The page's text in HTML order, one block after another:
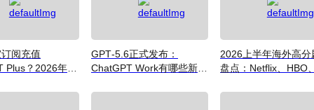
阅充值
Plus？2026年价
GPT‑5.6正式发布：
ChatGPT Work有哪些新功
2026上半年海外高分
盘点：Netflix、HBO
（附国内超划算看剧